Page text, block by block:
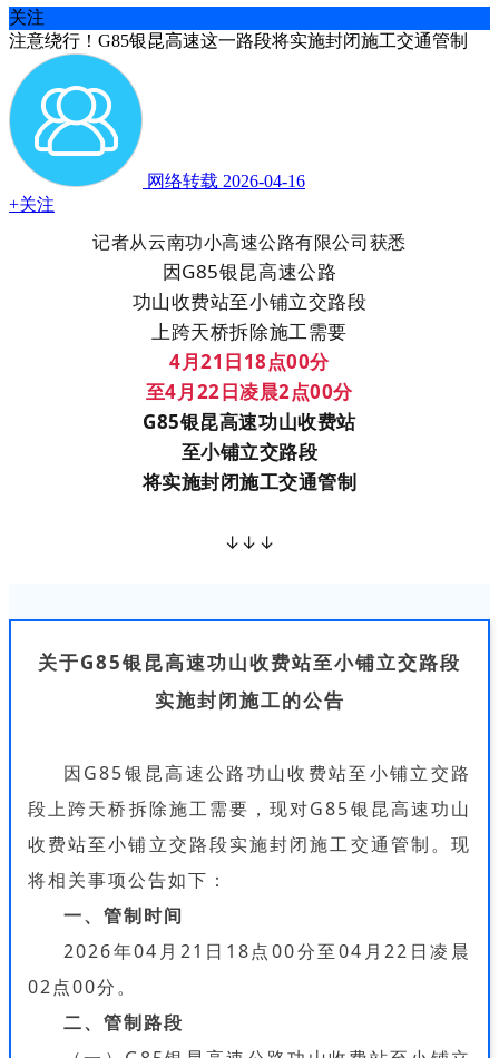
关注
注意绕行！G85银昆高速这一路段将实施封闭施工交通管制
网络转载 2026-04-16
+关注
记者从云南功小高速公路有限公司获悉
因G85银昆高速公路
功山收费站至小铺立交路段
上跨天桥拆除施工需要
4月21日18点00分
至4月22日凌晨2点00分
G85银昆高速功山收费站
至小铺立交路段
将实施封闭施工交通管制
↓↓↓
关于G85银昆高速功山收费站至小铺立交路段
实施封闭施工的公告
因G85银昆高速公路功山收费站至小铺立交路
段上跨天桥拆除施工需要，现对G85银昆高速功山
收费站至小铺立交路段实施封闭施工交通管制。现
将相关事项公告如下：
一、管制时间
2026年04月21日18点00分至04月22日凌晨
02点00分。
二、管制路段